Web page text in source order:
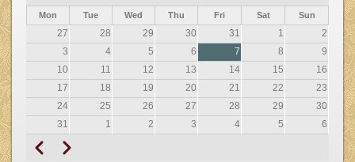
Mon Tue Wed Thu Fri Sat Sun
27 28 29 30 31 1
2
3
4 5 6 7 8
9
10
11 12 13 14 15
16
17
18 19 20 21 22
23
24
25 26 27 28 29
30
31
1 2 3 4 5 6
Pagination
PrethodnaSljedeći